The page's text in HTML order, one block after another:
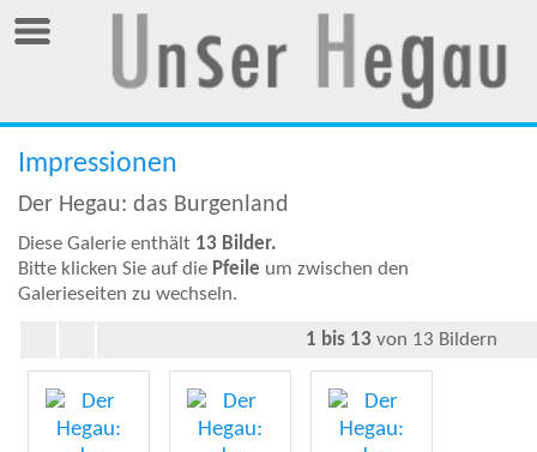
Impressionen
Der Hegau: das Burgenland
Diese Galerie enthält 13 Bilder.
Bitte klicken Sie auf die Pfeile um zwischen den
Galerieseiten zu wechseln.
1 bis 13 von 13 Bildern